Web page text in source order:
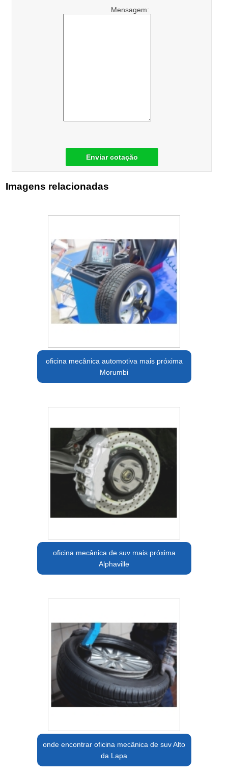
Mensagem:
Enviar cotação
Imagens relacionadas
oficina mecânica automotiva mais próxima
Morumbi
oficina mecânica de suv mais próxima
Alphaville
onde encontrar oficina mecânica de suv Alto
da Lapa